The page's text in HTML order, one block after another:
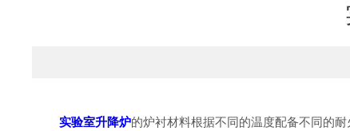
实验室升降炉的炉衬材料根据不同的温度配备不同的